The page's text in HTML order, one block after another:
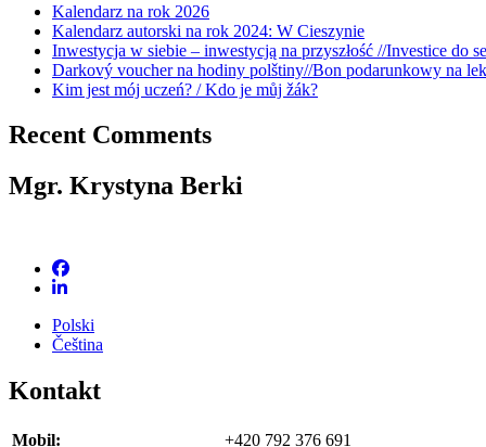
Kalendarz na rok 2026
Kalendarz autorski na rok 2024: W Cieszynie
Inwestycja w siebie – inwestycją na przyszłość //Investice do
Darkový voucher na hodiny polštiny//Bon podarunkowy na
Kim jest mój uczeń? / Kdo je můj žák?
Recent Comments
Mgr. Krystyna Berki
Polski
Čeština
Kontakt
Mobil: +420 792 376 691